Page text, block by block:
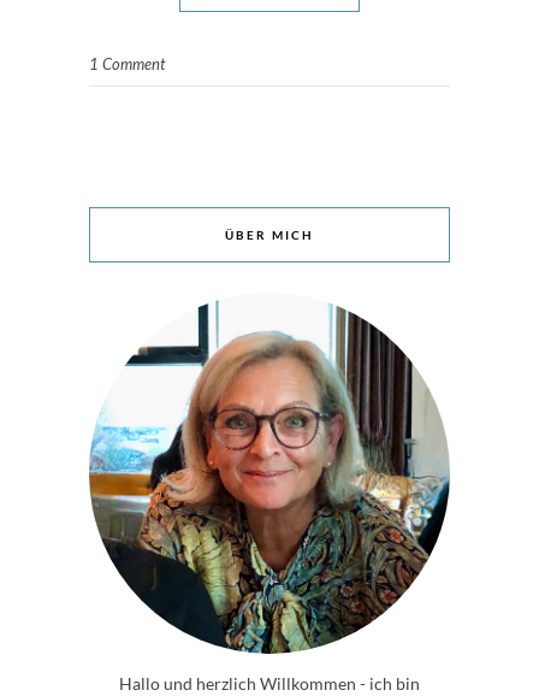
1 Comment
ÜBER MICH
Hallo und herzlich Willkommen - ich bin